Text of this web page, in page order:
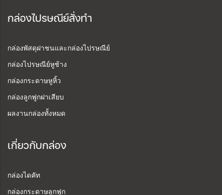
กล่องไปรษณีย์สั่งทำ
กล่องพัสดุฝาชนและกล่องไปรษณีย์
กล่องไปรษณีย์หูช้าง
กล่องกระดาษหูหิ้ว
กล่องลูกฟูกฝาเสียบ
ผลงานกล่องทั้งหมด
เกี่ยวกับกล่อง
กล่องไดคัท
กล่องกระดาษลูกฟูก